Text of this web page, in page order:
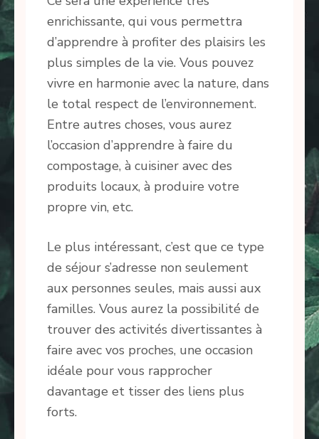
enrichissante, qui vous permettra
d’apprendre à profiter des plaisirs les
plus simples de la vie. Vous pouvez
vivre en harmonie avec la nature, dans
le total respect de l’environnement.
Entre autres choses, vous aurez
l’occasion d’apprendre à faire du
compostage, à cuisiner avec des
produits locaux, à produire votre
propre vin, etc.
Le plus intéressant, c’est que ce type
de séjour s’adresse non seulement
aux personnes seules, mais aussi aux
familles. Vous aurez la possibilité de
trouver des activités divertissantes à
faire avec vos proches, une occasion
idéale pour vous rapprocher
davantage et tisser des liens plus
forts.